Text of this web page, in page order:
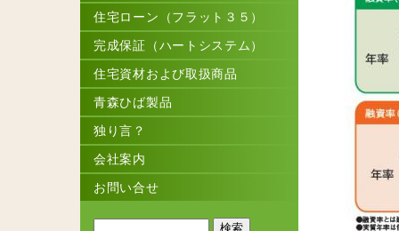
住宅ローン（フラット３５）
完成保証（ハートシステム）
住宅資材および取扱商品
青森ひば製品
独り言？
会社案内
お問い合せ